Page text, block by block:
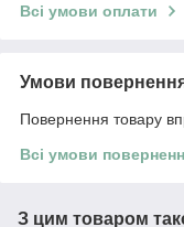
Всі умови оплати
Умови
Повернення товару
Всі умови
З цим товаром